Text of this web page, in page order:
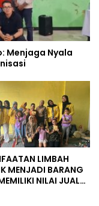
Menjaga Nyala
LIMBAH
MENJADI BARANG
NILAI JUAL